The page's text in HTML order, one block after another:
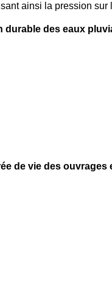
ainsi la pression sur
durable des eaux
de vie des ouvrages